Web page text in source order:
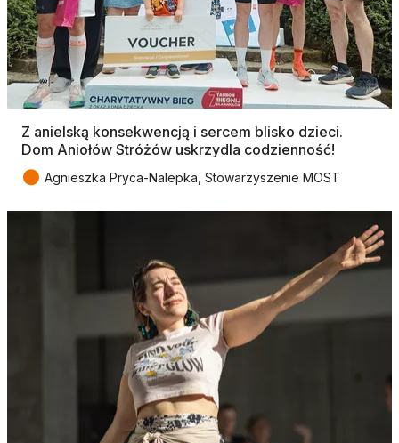
Z anielską konsekwencją i sercem blisko dzieci.
Dom Aniołów Stróżów uskrzydla codzienność!
● Agnieszka Pryca-Nalepka, Stowarzyszenie MOST